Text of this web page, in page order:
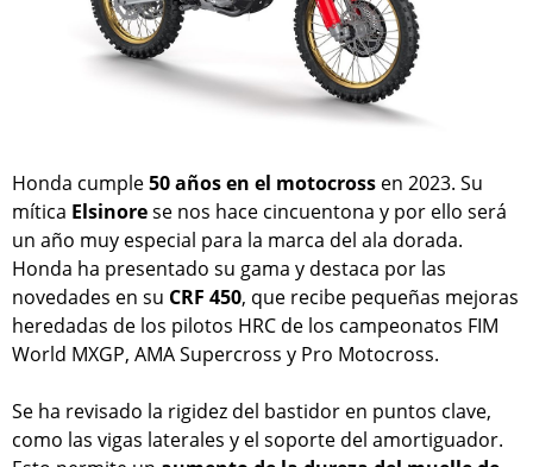
Honda cumple50 años en el motocross en 2023. Su
mítica Elsinorese nos hace cincuentona y por ello será
un año muy especial para la marca del ala dorada.
Honda ha presentado su gama y destaca por las
novedades en su CRF 450, que recibe pequeñas mejoras
heredadas de los pilotos HRC de los campeonatos FIM
World MXGP, AMA Supercross y Pro Motocross.
Se ha revisado la rigidez del bastidor en puntos clave,
como las vigas laterales y el soporte del amortiguador.